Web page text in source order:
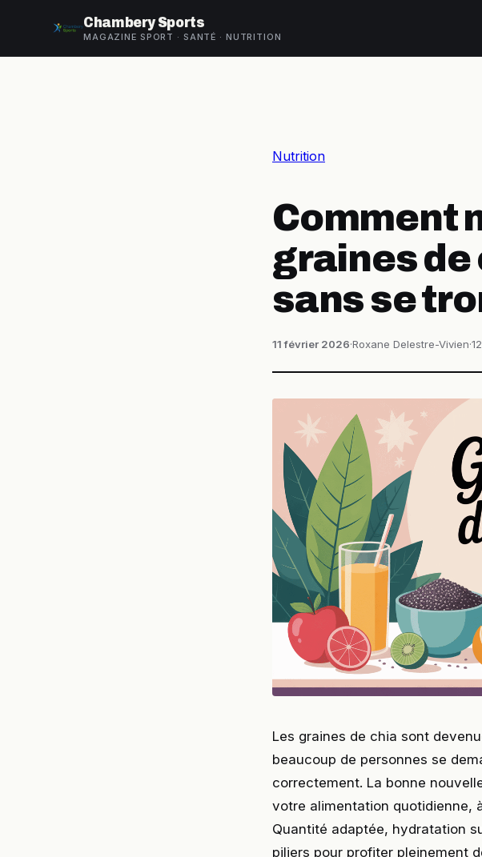
Chambery Sports
MAGAZINE SPORT · SANTÉ · NUTRITION
Nutrition
Comment
graines de
sans se
11 février 2026·Roxane Delestre-Vivien·
Les graines de chia sont
beaucoup de personnes se
correctement. La bonne
votre alimentation quotidienne,
Quantité adaptée, hydratation
piliers pour profiter pleinement